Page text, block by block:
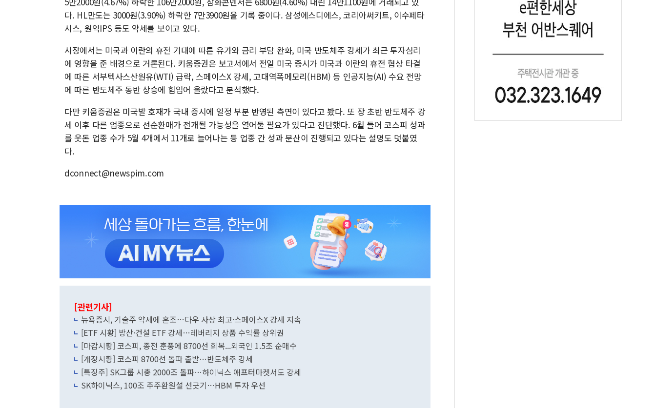
다. HL만도는 3000원(3.90%) 하락한 7만3900원을 기록 중이다. 삼성에스디에스, 코리아써키트, 이수페타
시스, 원익IPS 등도 약세를 보이고 있다.
시장에서는 미국과 이란의 휴전 기대에 따른 유가와 금리 부담 완화, 미국 반도체주 강세가 최근 투자심리
에 영향을 준 배경으로 거론된다. 키움증권은 보고서에서 전일 미국 증시가 미국과 이란의 휴전 협상 타결
에 따른 서부텍사스산원유(WTI) 급락, 스페이스X 강세, 고대역폭메모리(HBM) 등 인공지능(AI) 수요 전망
에 따른 반도체주 동반 상승에 힘입어 올랐다고 분석했다.
다만 키움증권은 미국발 호재가 국내 증시에 일정 부분 반영된 측면이 있다고 봤다. 또 장 초반 반도체주 강
세 이후 다른 업종으로 선순환매가 전개될 가능성을 열어둘 필요가 있다고 진단했다. 6월 들어 코스피 성과
를 웃돈 업종 수가 5월 4개에서 11개로 늘어나는 등 업종 간 성과 분산이 진행되고 있다는 설명도 덧붙였
다.
dconnect@newspim.com
[관련기사]
뉴욕증시, 기술주 약세에 혼조…다우 사상 최고·스페이스X 강세 지속
[ETF 시황] 방산·건설 ETF 강세…레버리지 상품 수익률 상위권
[마감시황] 코스피, 종전 훈풍에 8700선 회복...외국인 1.5조 순매수
[개장시황] 코스피 8700선 돌파 출발…반도체주 강세
[특징주] SK그룹 시총 2000조 돌파…하이닉스 애프터마켓서도 강세
SK하이닉스, 100조 주주환원설 선긋기…HBM 투자 우선